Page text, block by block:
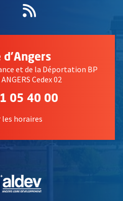
Ouvre une
Flux RSS
d'Angers
et de la Déportation BP
Cedex 02
05 40 00
les horaires